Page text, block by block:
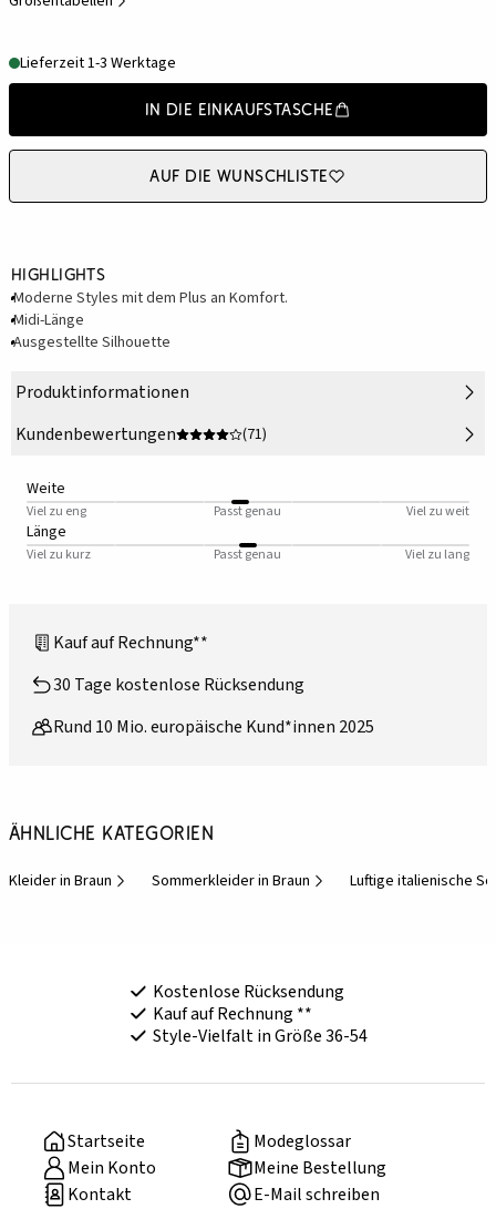
Lieferzeit 1-3 Werktage
In die Einkaufstasche
Auf die Wunschliste
Highlights
Moderne Styles mit dem Plus an Komfort.
Midi-Länge
Ausgestellte Silhouette
Produktinformationen
Kundenbewertungen
(71)
Weite
Viel zu eng Passt genau Viel zu weit
Länge
Viel zu kurz Passt genau Viel zu lang
Kauf auf Rechnung**
30 Tage kostenlose Rücksendung
Rund 10 Mio. europäische Kund*innen 2025
Ähnliche Kategorien
Kleider in Braun Sommerkleider in Braun Luftige italienische
Kostenlose Rücksendung
Kauf auf Rechnung **
Style-Vielfalt in Größe 36-54
Startseite
Modeglossar
Mein Konto
Meine Bestellung
Kontakt
E-Mail schreiben